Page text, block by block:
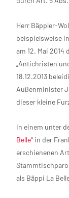
Herr Bäppler-
beispielsweise
am 12. Mai
„Antichristen
18.12.2013
Außenminister
dieser kleine
In einem unter
Belle“ in der
erschienenen
als Bäppi La